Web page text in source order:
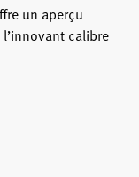
un aperçu
calibre